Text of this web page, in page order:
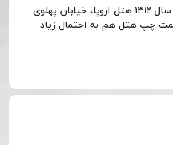
هتل اروپا تبریز در سال ۱۳۱۲ هتل اروپا، خیابان پهلوی
چپ هتل هم به احتمال زیاد